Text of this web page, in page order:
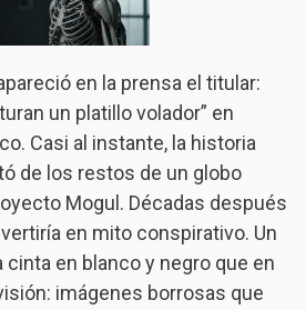
en la prensa el titular:
un platillo volador” en
Casi al instante, la historia
de los restos de un globo
Mogul. Décadas después
en mito conspirativo. Un
en blanco y negro que en
imágenes borrosas que